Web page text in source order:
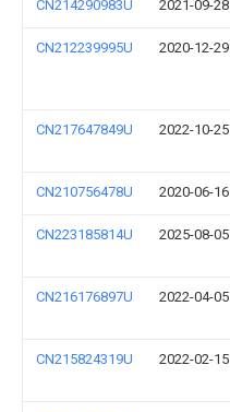
CN214290983U 2021-09-28
CN212239995U 2020-12-29
CN217647849U 2022-10-25
CN210756478U 2020-06-16
CN223185814U 2025-08-05
CN216176897U 2022-04-05
CN215824319U 2022-02-15